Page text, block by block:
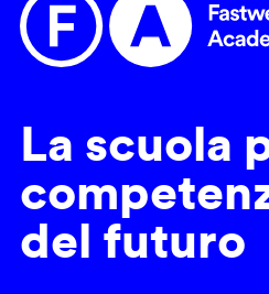
La scuola
del futuro